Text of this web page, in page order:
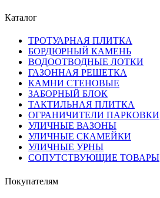
Каталог
ТРОТУАРНАЯ ПЛИТКА
БОРДЮРНЫЙ КАМЕНЬ
ВОДООТВОДНЫЕ ЛОТКИ
ГАЗОННАЯ РЕШЕТКА
КАМНИ СТЕНОВЫЕ
ЗАБОРНЫЙ БЛОК
ТАКТИЛЬНАЯ ПЛИТКА
ОГРАНИЧИТЕЛИ ПАРКОВКИ
УЛИЧНЫЕ ВАЗОНЫ
УЛИЧНЫЕ СКАМЕЙКИ
УЛИЧНЫЕ УРНЫ
СОПУТСТВУЮЩИЕ ТОВАРЫ
Покупателям